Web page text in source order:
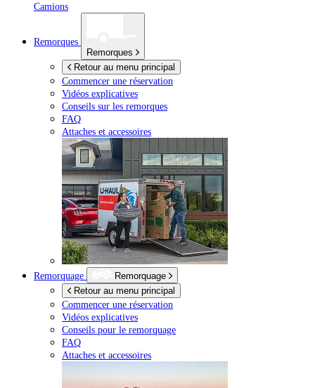
Camions
Remorques
Remorques
Retour au menu principal
Commencer une réservation
Vidéos explicatives
Conseils sur les remorques
FAQ
Attaches et accessoires
Remorquage
Remorquage
Retour au menu principal
Commencer une réservation
Vidéos explicatives
Conseils pour le remorquage
FAQ
Attaches et accessoires